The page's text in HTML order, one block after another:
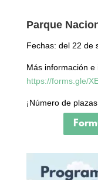
Parque
Fechas: del 22 de
Más información e
https://forms.gle/
¡Número de